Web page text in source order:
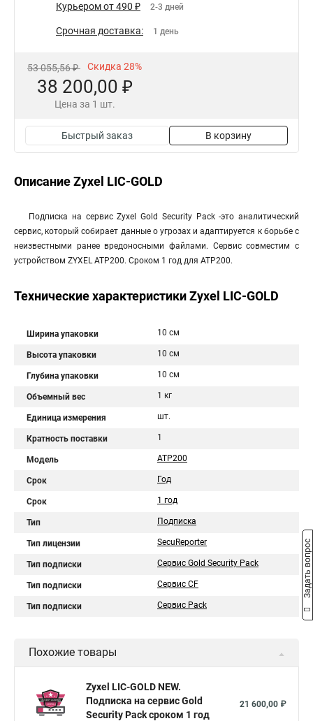
Курьером от 490 ₽ 2-3 дней
Срочная доставка: 1 день
53 055,56 ₽ Скидка 28%
38 200,00 ₽
Цена за 1 шт.
Быстрый заказ В корзину
Описание Zyxel LIC-GOLD
Подписка на сервис Zyxel Gold Security Pack -это аналитический
сервис, который собирает данные о угрозах и адаптируется к борьбе с
неизвестными ранее вредоносными файлами. Сервис совместим с
устройством ZYXEL ATP200. Сроком 1 год для ATP200.
Технические характеристики Zyxel LIC-GOLD
Ширина упаковки 10 см
Высота упаковки 10 см
Глубина упаковки 10 см
Объемный вес 1 кг
Единица измерения шт.
Кратность поставки 1
Модель ATP200
Срок Год
Срок 1 год
Тип Подписка
Тип лицензии SecuReporter
Тип подписки Сервис Gold Security Pack
Тип подписки Сервис CF
Тип подписки Сервис Pack
Похожие товары
Zyxel LIC-GOLD NEW.
Подписка на сервис Gold
Security Pack сроком 1 год
21 600,00 ₽
Задать вопрос